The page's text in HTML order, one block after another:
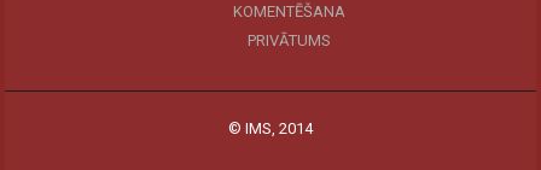
KOMENTĒŠANA
PRIVĀTUMS
© IMS, 2014